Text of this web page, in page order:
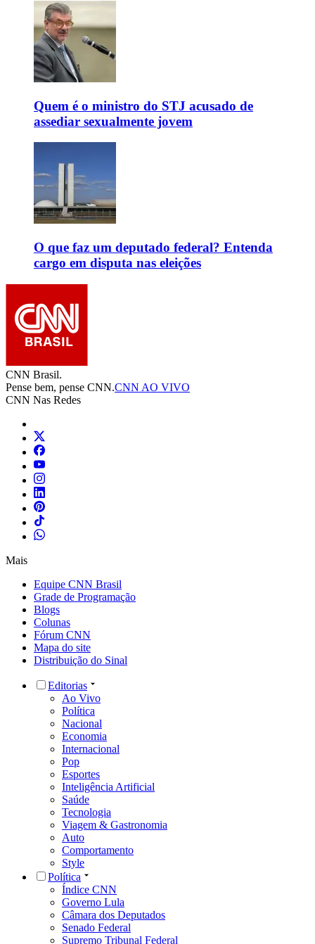
Quem é o ministro do STJ acusado de
assediar sexualmente jovem
O que faz um deputado federal? Entenda
cargo em disputa nas eleições
CNN Brasil.
Pense bem, pense CNN.CNN AO VIVO
CNN Nas Redes
Mais
Equipe CNN Brasil
Grade de Programação
Blogs
Colunas
Fórum CNN
Mapa do site
Distribuição do Sinal
Editorias
Ao Vivo
Política
Nacional
Economia
Internacional
Pop
Esportes
Inteligência Artificial
Saúde
Tecnologia
Viagem & Gastronomia
Auto
Comportamento
Style
Política
Índice CNN
Governo Lula
Câmara dos Deputados
Senado Federal
Supremo Tribunal Federal